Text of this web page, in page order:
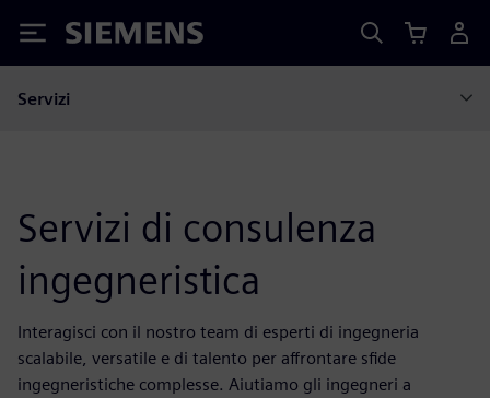
Siemens
Servizi
Servizi di consulenza
ingegneristica
Interagisci con il nostro team di esperti di ingegneria
scalabile, versatile e di talento per affrontare sfide
ingegneristiche complesse. Aiutiamo gli ingegneri a